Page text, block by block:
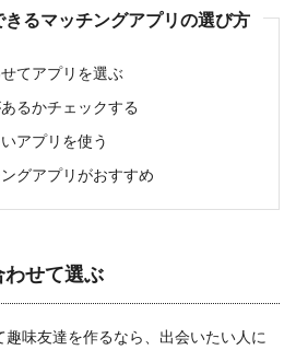
きるマッチングアプリの選び方
てアプリを選ぶ
るかチェックする
アプリを使う
グアプリがおすすめ
わせて選ぶ
味友達を作るなら、出会いたい人に